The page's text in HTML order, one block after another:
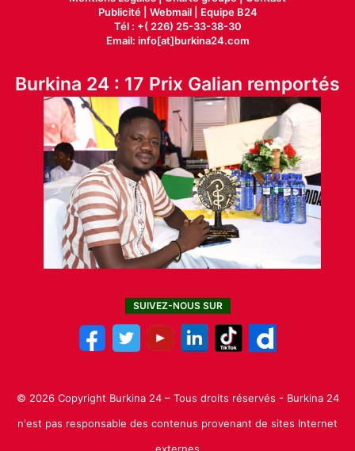
Publicité| Webmail |
Equipe B24
Tél : +( 226) 25-33-38-30
Email: info[at]burkina24.com
Burkina 24 : 17 Prix Galian remportés
SUIVEZ-NOUS SUR
© 2026 Copyright Burkina 24 – Tous droits réservés - Burkina 24
n'est pas responsable des contenus provenant de sites Internet
externes